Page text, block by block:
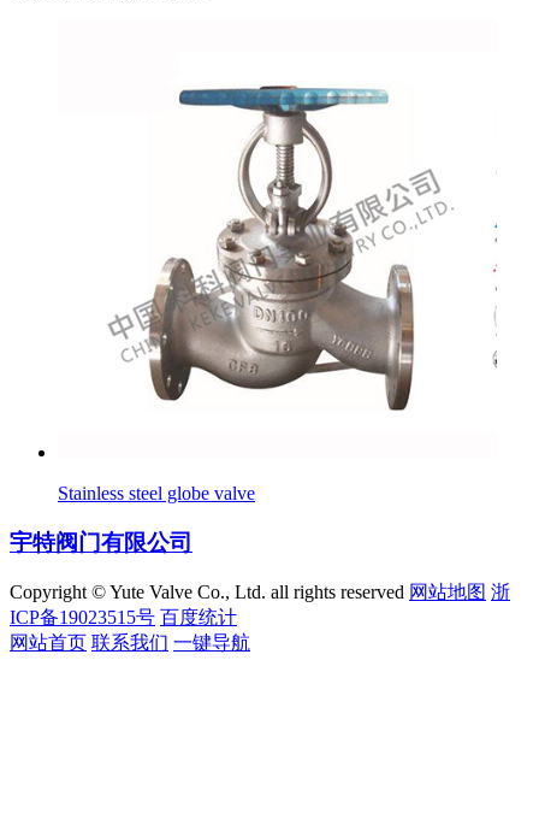
Stainless steel globe valve
宇特阀门有限公司
Copyright © Yute Valve Co., Ltd. all rights reserved 网站地图 浙
ICP备19023515号 百度统计
网站首页 联系我们 一键导航